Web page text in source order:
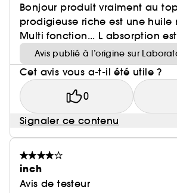
Bonjour produit vraiment au
prodigieuse riche est une huile
Multi fonction... L absorption
Avis publié à l’origine sur
Cet avis vous a-t-il été utile ?
0
Signaler ce contenu
inch
Avis de testeur